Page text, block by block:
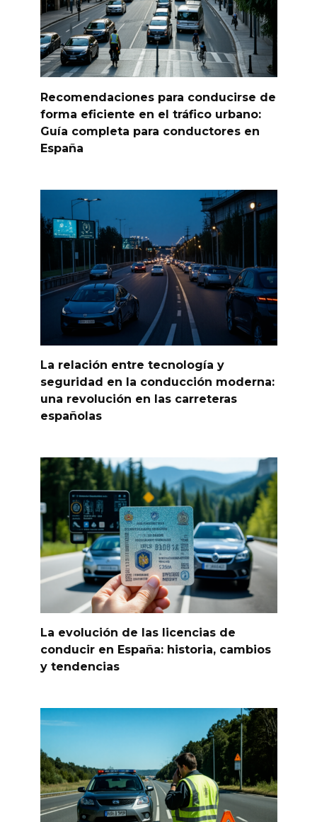
Recomendaciones para conducirse de
forma eficiente en el tráfico urbano:
Guía completa para conductores en
España
La relación entre tecnología y
seguridad en la conducción moderna:
una revolución en las carreteras
españolas
La evolución de las licencias de
conducir en España: historia, cambios
y tendencias